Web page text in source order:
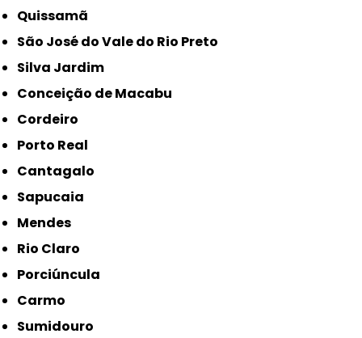
Quissamã
São José do Vale do Rio Preto
Silva Jardim
Conceição de Macabu
Cordeiro
Porto Real
Cantagalo
Sapucaia
Mendes
Rio Claro
Porciúncula
Carmo
Sumidouro